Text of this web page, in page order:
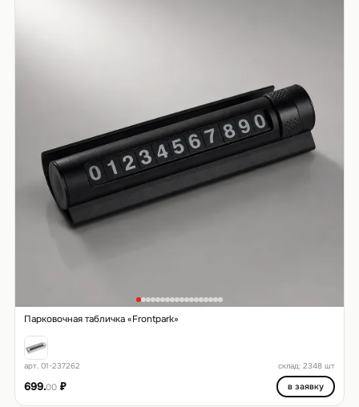
Парковочная табличка «Frontpark»
арт. 01-237262 склад: 2348 шт
699.00₽ в заявку